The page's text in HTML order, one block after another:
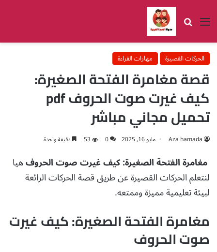
القائمة بحث عن
الحركات القصيرة مهارات القراءة
قصة مغامرة الفتحة الصغيرة:
كيف غيرت صوت الحروف pdf
تحميل مجاني مباشر
Aza hamada مايو 16, 2025 0
53 دقيقة واحدة
مغامرة الفتحة الصغيرة: كيف غيرت صوت الحروفهيا
لنتعلم الحركات القصيرة عن طريق قصة الحركات الرائعة
لبيئة تعليمية مميزة وممتعه.
مغامرة الفتحة الصغيرة: كيف غيرت
صوت الحروف